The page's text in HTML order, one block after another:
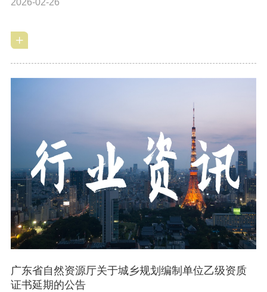
广东省自然资源厅关于城乡规划编制单位乙级资质
证书延期的公告